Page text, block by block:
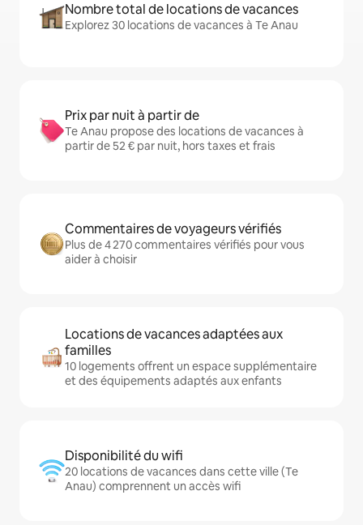
Nombre total de locations de vacances
Explorez 30 locations de vacances à Te Anau
Prix par nuit à partir de
Te Anau propose des locations de vacances à
partir de 52 € par nuit, hors taxes et frais
Commentaires de voyageurs vérifiés
Plus de 4 270 commentaires vérifiés pour vous
aider à choisir
Locations de vacances adaptées aux
familles
10 logements offrent un espace supplémentaire
et des équipements adaptés aux enfants
Disponibilité du wifi
20 locations de vacances dans cette ville (Te
Anau) comprennent un accès wifi